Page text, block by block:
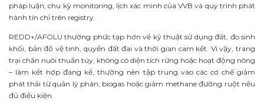
pháp luận, chu kỳ monitoring, lịch xác minh của VVB và quy trình phát
hành tín chỉ trên registry.
REDD+/AFOLU thường phức tạp hơn về kỹ thuật sử dụng đất, đo sinh
khối, bản đồ vệ tinh, quyền đất đai và thời gian cam kết. Vì vậy, trang
trại chăn nuôi thuần túy, không có diện tích rừng hoặc hoạt động nông
– lâm kết hợp đáng kể, thường nên tập trung vào các cơ chế giảm
phát thải từ quản lý phân, biogas hoặc giảm methane đường ruột nếu
đủ điều kiện.